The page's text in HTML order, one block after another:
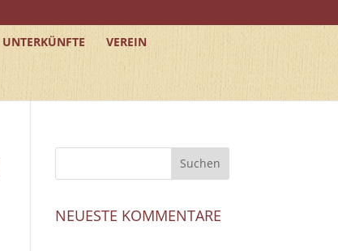
UNTERKÜNFTE
VEREIN
NEUESTE KOMMENTARE